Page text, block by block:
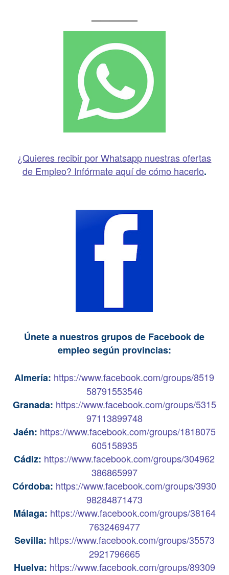
—————
¿Quieres recibir por Whatsapp nuestras ofertas
de Empleo? Infórmate aquí de cómo hacerlo.
Únete a nuestros grupos de Facebook de
empleo según provincias:
Almería: https://www.facebook.com/groups/8519
58791553546
Granada: https://www.facebook.com/groups/5315
97113899748
Jaén: https://www.facebook.com/groups/1818075
605158935
Cádiz: https://www.facebook.com/groups/304962
386865997
Córdoba: https://www.facebook.com/groups/3930
98284871473
Málaga: https://www.facebook.com/groups/38164
7632469477
Sevilla: https://www.facebook.com/groups/35573
2921796665
Huelva: https://www.facebook.com/groups/89309